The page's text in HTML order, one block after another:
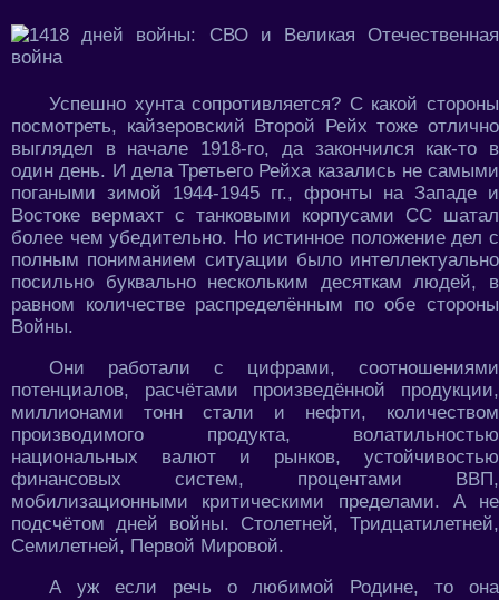
Успешно хунта сопротивляется? С какой стороны
посмотреть, кайзеровский Второй Рейх тоже отлично
выглядел в начале 1918-го, да закончился как-то в
один день. И дела Третьего Рейха казались не самыми
погаными зимой 1944-1945 гг., фронты на Западе и
Востоке вермахт с танковыми корпусами СС шатал
более чем убедительно. Но истинное положение дел с
полным пониманием ситуации было интеллектуально
посильно буквально нескольким десяткам людей, в
равном количестве распределённым по обе стороны
Войны.
Они работали с цифрами, соотношениями
потенциалов, расчётами произведённой продукции,
миллионами тонн стали и нефти, количеством
производимого продукта, волатильностью
национальных валют и рынков, устойчивостью
финансовых систем, процентами ВВП,
мобилизационными критическими пределами. А не
подсчётом дней войны. Столетней, Тридцатилетней,
Семилетней, Первой Мировой.
А уж если речь о любимой Родине, то она